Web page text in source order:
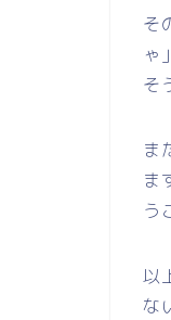
そ
ゃ
そ
ま
ま
う
以
な